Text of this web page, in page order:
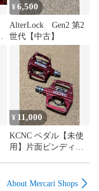
¥6,500
AlterLock Gen2 第2
世代【中古】
¥ 11,000
KCNC ペダル【未使
用】片面ビンディン
About Mercari Shops